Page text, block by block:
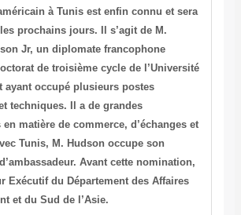
à Tunis est enfin connu et sera
prochains jours. Il s’agit de M.
Jr, un diplomate francophone
de troisième cycle de l’Université
ayant occupé plusieurs postes
techniques. Il a de grandes
matière de commerce, d’échanges et
Tunis, M. Hudson occupe son
Avant cette nomination,
Exécutif du Département des Affaires
et du Sud de l’Asie.